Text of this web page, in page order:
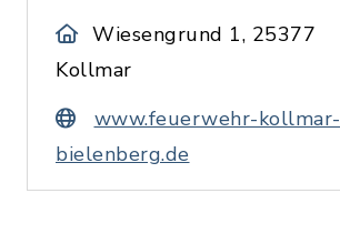
Wiesengrund 1, 25377
Kollmar
www.feuerwehr-kollmar-
bielenberg.de